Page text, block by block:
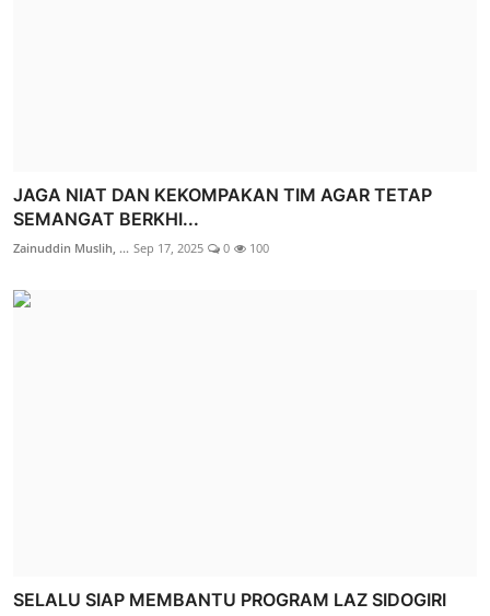
JAGA NIAT DAN KEKOMPAKAN TIM AGAR TETAP
SEMANGAT BERKHI...
Zainuddin Muslih, ... Sep 17, 2025 0 100
SELALU SIAP MEMBANTU PROGRAM LAZ SIDOGIRI